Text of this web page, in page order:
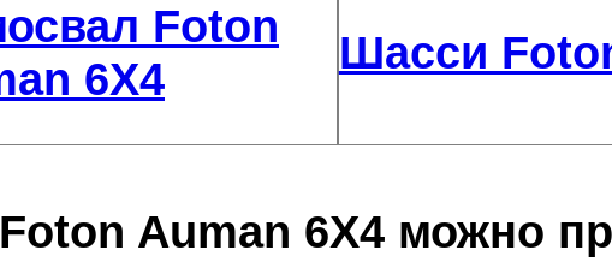
Foton
6Х4
Шасси
Auman 6Х4 можно